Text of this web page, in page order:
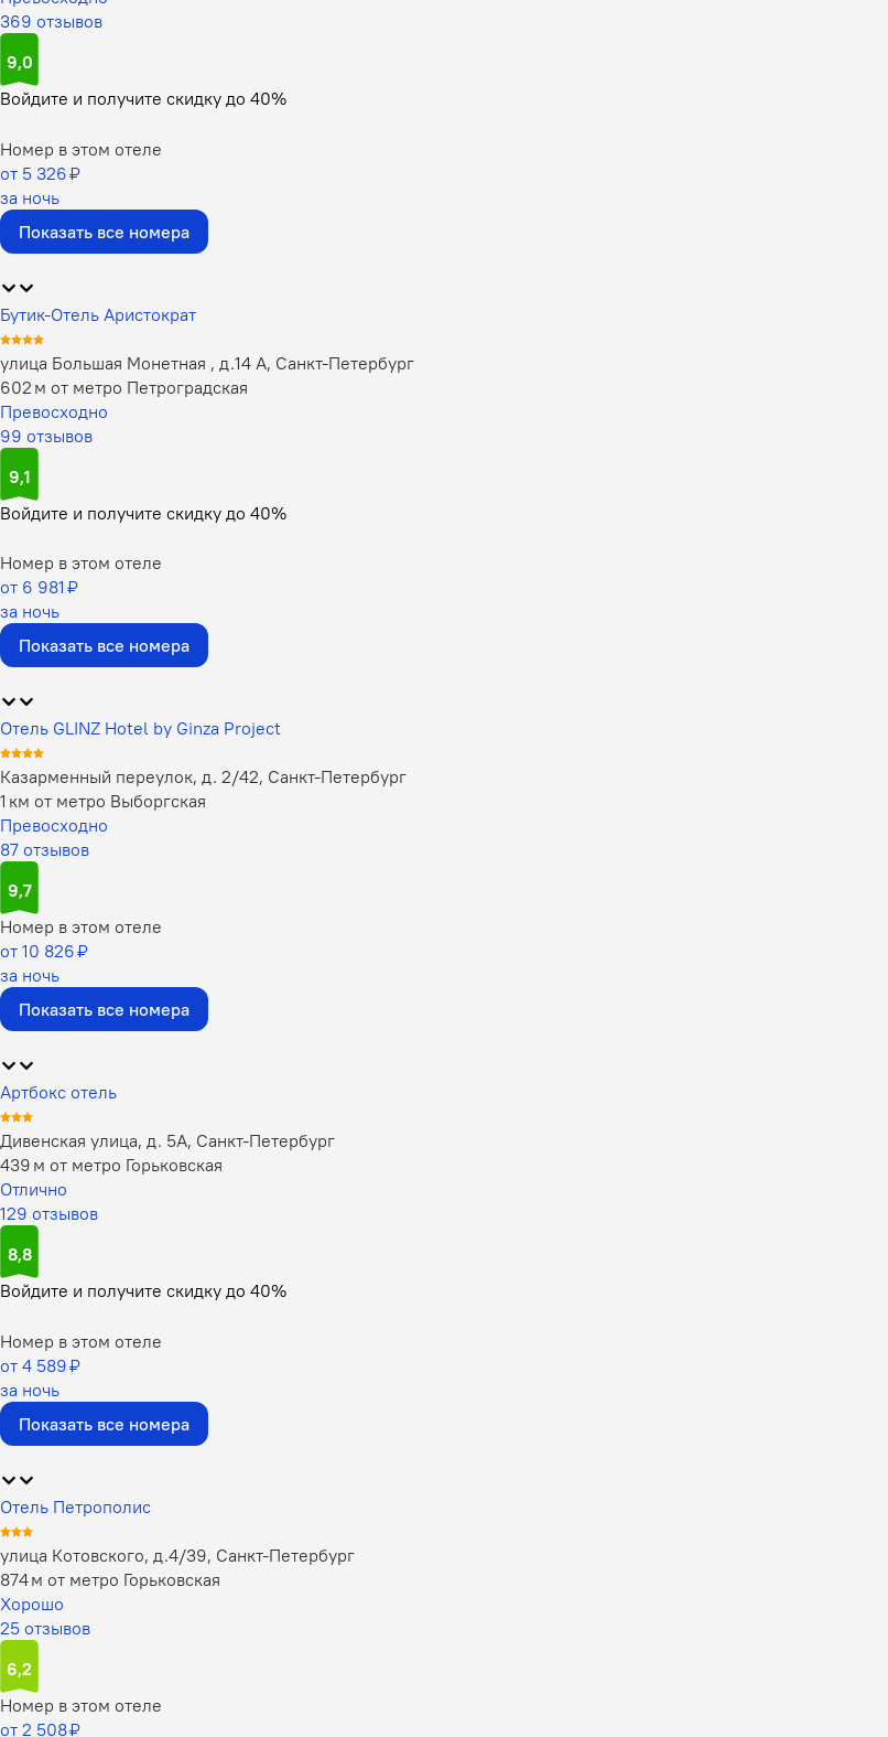
369 отзывов
9,0
Войдите и получите скидку до 40%
Номер в этом отеле
от 5 326 ₽
за ночь
Показать все номера
Бутик-Отель Аристократ
улица Большая Монетная , д.14 А, Санкт-Петербург
602 м от метро Петроградская
Превосходно
99 отзывов
9,1
Войдите и получите скидку до 40%
Номер в этом отеле
от 6 981 ₽
за ночь
Показать все номера
Отель GLINZ Hotel by Ginza Project
Казарменный переулок, д. 2/42, Санкт-Петербург
1 км от метро Выборгская
Превосходно
87 отзывов
9,7
Номер в этом отеле
от 10 826 ₽
за ночь
Показать все номера
Артбокс отель
Дивенская улица, д. 5А, Санкт-Петербург
439 м от метро Горьковская
Отлично
129 отзывов
8,8
Войдите и получите скидку до 40%
Номер в этом отеле
от 4 589 ₽
за ночь
Показать все номера
Отель Петрополис
улица Котовского, д.4/39, Санкт-Петербург
874 м от метро Горьковская
Хорошо
25 отзывов
6,2
Номер в этом отеле
от 2 508 ₽